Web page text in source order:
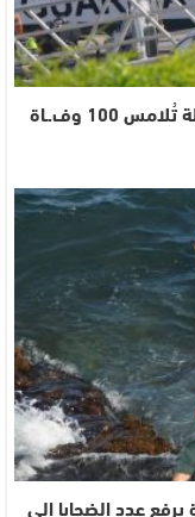
وف.ـاة
عدد الضحايا إلى